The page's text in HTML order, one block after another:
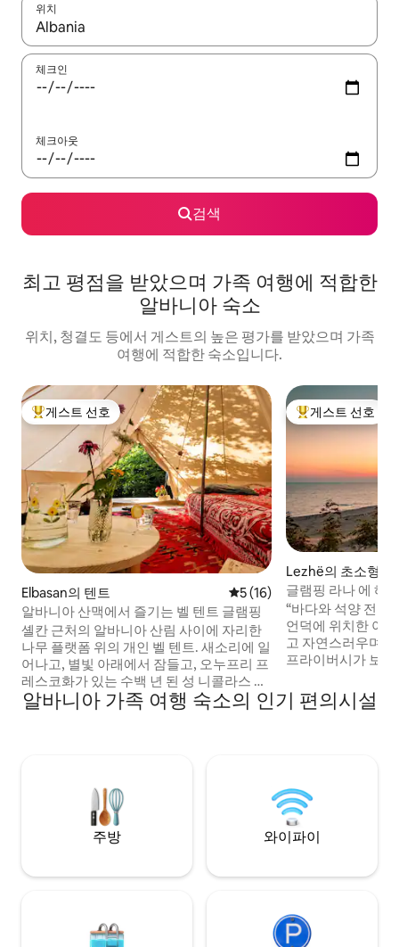
위치
결과가 나오면 위·아래 화살표 키를 사용하거나 터치 또는 스와이
체크인
체크아웃
검색
최고 평점을 받았으며 가족 여행에 적합한
알바니아 숙소
위치, 청결도 등에서 게스트의 높은 평가를 받았으며 가족
여행에 적합한 숙소입니다.
상위 게스트 선호
게스트 선호
Elbasan의 텐트 평점 5점(5점 만점), 후기 16
5 (16)
알바니아 산맥에서 즐기는 벨 텐트 글램핑
셸칸 근처의 알바니아 산림 사이에 자리한
나무 플랫폼 위의 개인 벨 텐트. 새소리에 일
어나고, 별빛 아래에서 잠들고, 오누프리 프
레스코화가 있는 수백 년 된 성 니콜라스 교
회로 가는 야생 산책로를 따라 하이킹을 즐
겨보세요. 공용 공간에 해먹, 야외 샤워 시
산속 생활이 있을 뿐입니다. PasneserPark
에 오신 것을 진심으로 환영합니다!
상위 게스트 선호
게스트 선호
Lezhë의 초소형
글램핑 라나 에 헤
“바다와 석양 전망
언덕에 위치한 아늑한
고 자연스러우며,
프라이버시가 보
지 해산물을 즐기
를 즐겨보세요. 호스트는 친절함, 유연성,
며 평화로운 자연
알바니아 가족 여행 숙소의 인기 편의시설
주방 와이파이